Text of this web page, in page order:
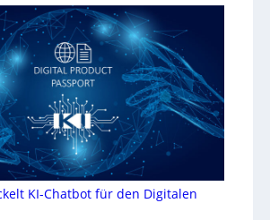
KI-Chatbot für den Digitalen